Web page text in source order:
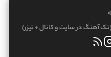
در سایت و کانال + تیزر)